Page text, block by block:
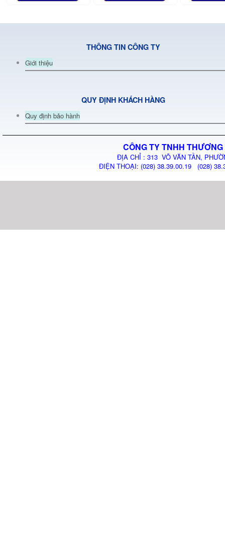
THÔNG TIN CÔNG TY
Giới thiệu
QUY ĐỊNH KHÁCH HÀNG
Quy định bảo hành
CÔNG TY TNHH
ĐỊA CHỈ : 313 VÕ VĂN TẦN,
ĐIỆN THOẠI: (028) 38.39.00.19 (028)